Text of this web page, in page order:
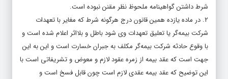
شرط داشتن گواهینامه ملحوظ نظر مقنن نبوده است.
۲. در ماده یازده همین قانون درج هرگونه شرط که مغایر با تعهدات
شرکت بیمه‌گر یا تعلیق تعهدات وی شود باطل و بلااثر اعلام شده است و
با وقوع حادثه شرکت بیمه‌گر مکلف به جبران خسارت است و این به این
جهت است که عقد بیمه از زمره عقود لازم و معوض و تشریفاتی است با
این توضیح که عقد بیمه عقدی لازم است چون قابل فسخ است و